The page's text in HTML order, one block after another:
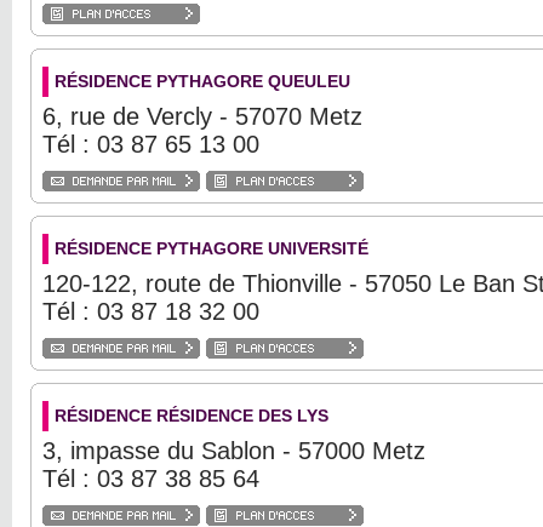
RÉSIDENCE PYTHAGORE QUEULEU
6, rue de Vercly - 57070 Metz
Tél : 03 87 65 13 00
RÉSIDENCE PYTHAGORE UNIVERSITÉ
120-122, route de Thionville - 57050 Le Ban
Tél : 03 87 18 32 00
RÉSIDENCE RÉSIDENCE DES LYS
3, impasse du Sablon - 57000 Metz
Tél : 03 87 38 85 64